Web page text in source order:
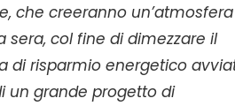
che creeranno
col fine di dimezzare il
di risparmio energetico
un grande progetto di